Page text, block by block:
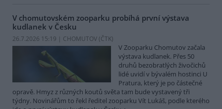
V chomutovském zooparku probíhá první výstava
kudlanek v Česku
26.7.2026 15:19 | CHOMUTOV (ČTK)
V Zooparku Chomutov začala
výstava kudlanek. Přes 50
druhů bezobratlých živočichů
lidé uvidí v bývalém hostinci U
Pratura, který je po částečné
opravě. Hmyz z různých koutů světa tam bude vystavený tři
týdny. Novinářům to řekl ředitel zooparku Vít Lukáš, podle kterého